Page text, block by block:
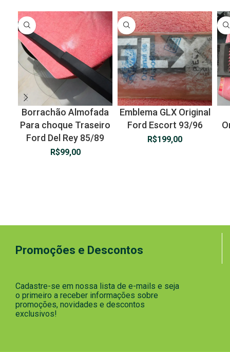
Borrachão Almofada
Para choque Traseiro
Ford Del Rey 85/89
R$99,00
Emblema GLX Original
Ford Escort 93/96
R$199,00
Promoções e Descontos
Cadastre-se em nossa lista de e-mails e seja
o primeiro a receber informações sobre
promoções, novidades e descontos
exclusivos!